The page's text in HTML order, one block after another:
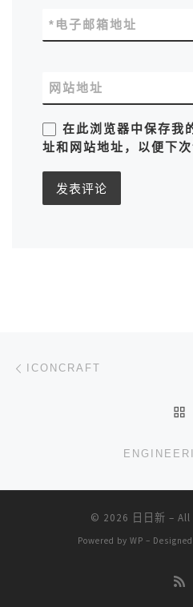
电子邮箱地址
*
网站地址
在此浏览器中保存我
址和网站地址，以便下次
文章导航
ICONCRAFT
© 2026 日日新 – All
Powered by WP –